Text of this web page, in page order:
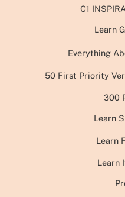
C1
Learn
Everything
50 First Priority
300
Learn
Learn
Learn